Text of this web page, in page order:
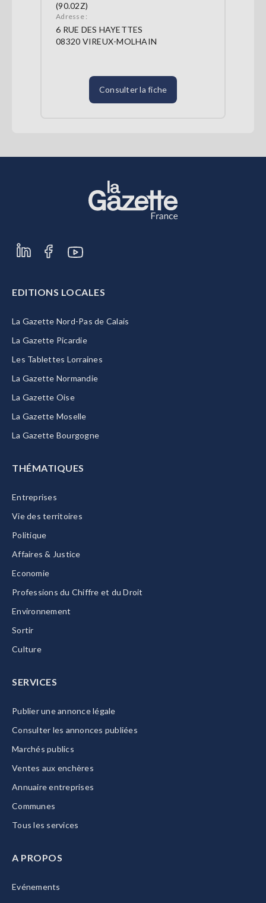
(90.02Z)
Adresse :
6 RUE DES HAYETTES
08320 VIREUX-MOLHAIN
Consulter la fiche
EDITIONS LOCALES
La Gazette Nord-Pas de Calais
La Gazette Picardie
Les Tablettes Lorraines
La Gazette Normandie
La Gazette Oise
La Gazette Moselle
La Gazette Bourgogne
THÉMATIQUES
Entreprises
Vie des territoires
Politique
Affaires & Justice
Economie
Professions du Chiffre et du Droit
Environnement
Sortir
Culture
SERVICES
Publier une annonce légale
Consulter les annonces publiées
Marchés publics
Ventes aux enchères
Annuaire entreprises
Communes
Tous les services
A PROPOS
Evénements